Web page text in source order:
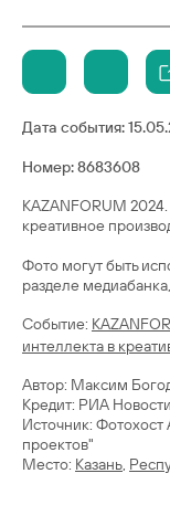
Дата события:
Номер: 8683608
KAZANFORUM
креативное
Фото могут быть
разделе
Cобытие:
интеллекта в
Автор: Максим
Кредит: РИА Новости
Источник:
проектов"
Место: Казань,